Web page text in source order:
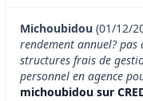
Michoubidou (01/12/
rendement annuel?
structures frais de
personnel en agence
michoubidou sur